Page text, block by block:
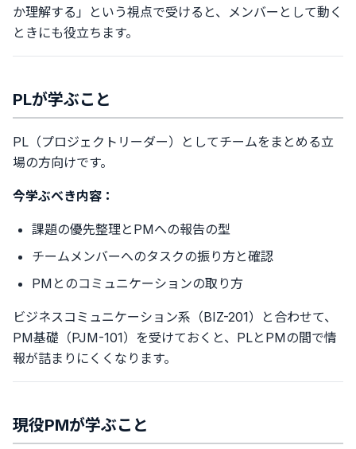
か理解する」という視点で受けると、メンバーとして動く
ときにも役立ちます。
PLが学ぶこと
PL（プロジェクトリーダー）としてチームをまとめる立
場の方向けです。
今学ぶべき内容：
課題の優先整理とPMへの報告の型
チームメンバーへのタスクの振り方と確認
PMとのコミュニケーションの取り方
ビジネスコミュニケーション系（BIZ-201）と合わせて、
PM基礎（PJM-101）を受けておくと、PLとPMの間で情
報が詰まりにくくなります。
現役PMが学ぶこと